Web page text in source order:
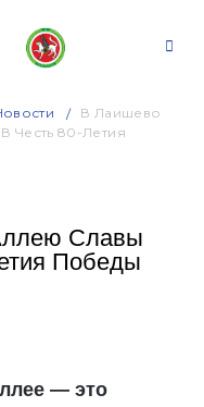
В Лаишево
Честь 80-Летия
Славы
Победы
— это